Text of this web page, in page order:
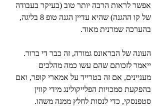
אפשר לראות הרבה יותר טוב (בעיקר בעבודה
של קו ההגנה) שהיא עדיין הגנה טופ 8 בליגה,
בהערכה שמרנית מאוד.
העונה של הבראונס גמורה, זה כבר די ברור.
ייאמר לזכותם שהם עשו כמה מהלכים
מעניינים, אם זה בטרייד על אמארי קופר, ואם
בהפקעת סמכויות הפלייקולינג מידי קווין
סטפנסקי, כדי לנסות לחלץ ממנה משהו.